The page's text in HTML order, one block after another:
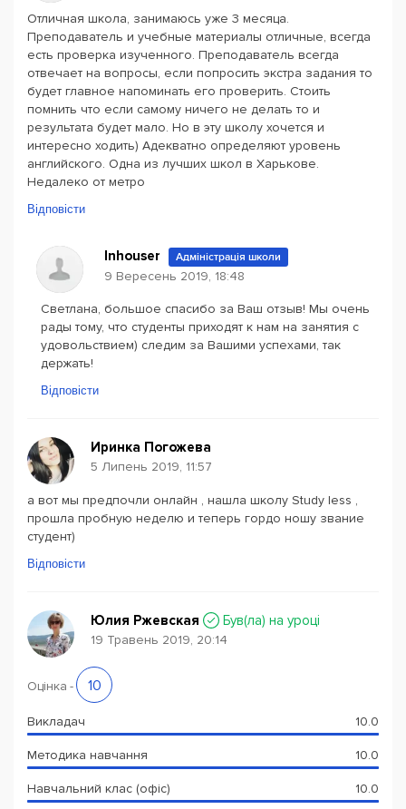
Отличная школа, занимаюсь уже 3 месяца.
Преподаватель и учебные материалы отличные, всегда
есть проверка изученного. Преподаватель всегда
отвечает на вопросы, если попросить экстра задания то
будет главное напоминать его проверить. Стоить
помнить что если самому ничего не делать то и
результата будет мало. Но в эту школу хочется и
интересно ходить) Адекватно определяют уровень
английского. Одна из лучших школ в Харькове.
Недалеко от метро
Відповісти
Inhouser Адміністрація школи
9 Вересень 2019, 18:48
Светлана, большое спасибо за Ваш отзыв! Мы очень
рады тому, что студенты приходят к нам на занятия с
удовольствием) следим за Вашими успехами, так
держать!
Відповісти
Иринка Погожева
5 Липень 2019, 11:57
а вот мы предпочли онлайн , нашла школу Study less ,
прошла пробную неделю и теперь гордо ношу звание
студент)
Відповісти
Юлия Ржевская Був(ла) на уроці
19 Травень 2019, 20:14
Оцінка - 10
Викладач 10.0
Методика навчання 10.0
Навчальний клас (офіс) 10.0